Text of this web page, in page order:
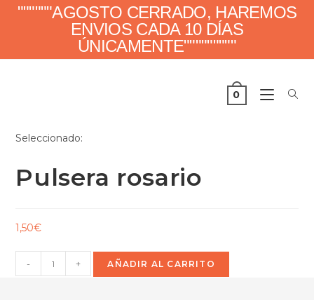
""""""AGOSTO CERRADO, HAREMOS
ENVIOS CADA 10 DÍAS
ÚNICAMENTE"""""""""
0
Seleccionado:
Pulsera rosario
1,50€
- + AÑADIR AL CARRITO